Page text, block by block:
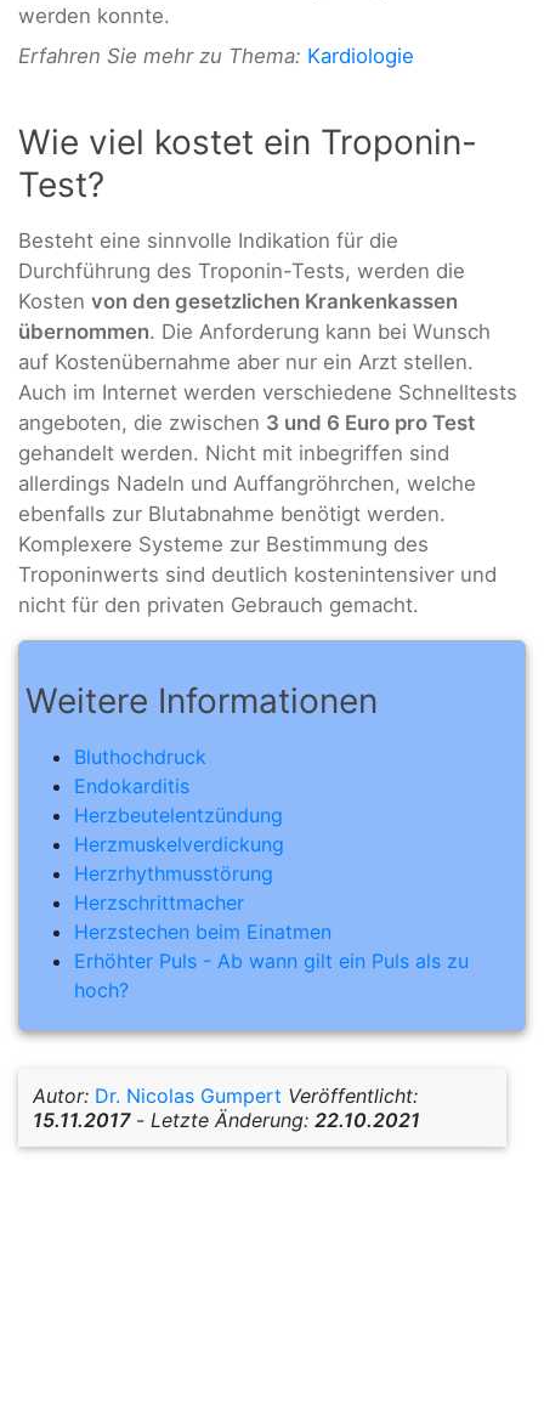
werden konnte.
Erfahren Sie mehr zu Thema: Kardiologie
Wie viel kostet ein Troponin-
Test?
Besteht eine sinnvolle Indikation für die
Durchführung des Troponin-Tests, werden die
Kosten von den gesetzlichen Krankenkassen
übernommen. Die Anforderung kann bei Wunsch
auf Kostenübernahme aber nur ein Arzt stellen.
Auch im Internet werden verschiedene Schnelltests
angeboten, die zwischen 3 und 6 Euro pro Test
gehandelt werden. Nicht mit inbegriffen sind
allerdings Nadeln und Auffangröhrchen, welche
ebenfalls zur Blutabnahme benötigt werden.
Komplexere Systeme zur Bestimmung des
Troponinwerts sind deutlich kostenintensiver und
nicht für den privaten Gebrauch gemacht.
Weitere Informationen
Bluthochdruck
Endokarditis
Herzbeutelentzündung
Herzmuskelverdickung
Herzrhythmusstörung
Herzschrittmacher
Herzstechen beim Einatmen
Erhöhter Puls - Ab wann gilt ein Puls als zu
hoch?
Autor: Dr. Nicolas Gumpert Veröffentlicht:
15.11.2017- Letzte Änderung: 22.10.2021